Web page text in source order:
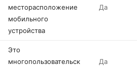
месторасположение
мобильного
устройства
Да
Это
многопользовательск
Да